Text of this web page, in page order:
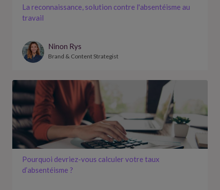
La reconnaissance, solution contre l'absentéisme au
travail
Ninon Rys
Brand & Content Strategist
Pourquoi devriez-vous calculer votre taux
d’absentéisme ?